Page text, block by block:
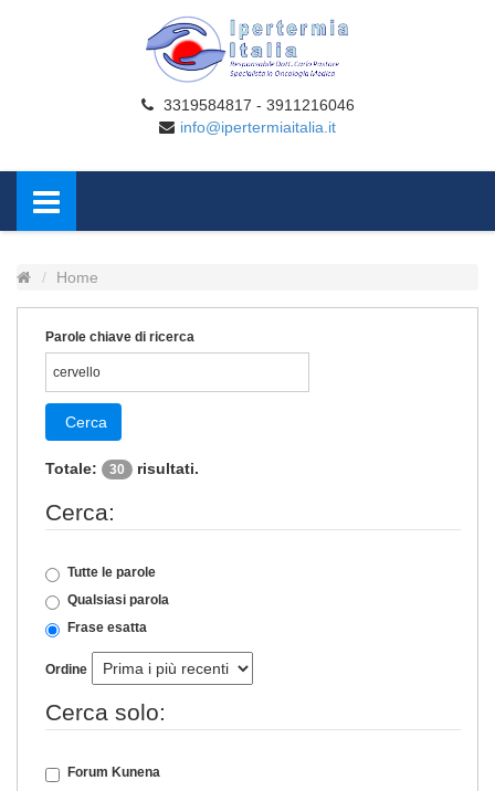
3319584817 - 3911216046
info@ipertermiaitalia.it
Home
Parole chiave di ricerca
Cerca
Totale: 30 risultati.
Cerca:
Tutte le parole
Qualsiasi parola
Frase esatta
Ordine
Cerca solo:
Forum Kunena